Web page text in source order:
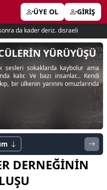
ÜYE OL GİRİŞ
da kader deriz. disraeli
YÜRÜYÜŞÜ
sesleri sokaklarda kaybolur ama
kalır. Ve bazı insanlar… Kendi
bir ülkenin yarınını omuzlarında
DERNEĞİNİN